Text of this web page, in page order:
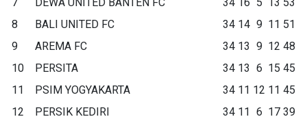
8
BALI UNITED FC 34 14 9 11 51
9
AREMA FC 34 13 9 12 48
10
PERSITA 34 13 6 15 45
11
PSIM YOGYAKARTA 34 11 12 11 45
12
PERSIK KEDIRI 34 11 6 17 39